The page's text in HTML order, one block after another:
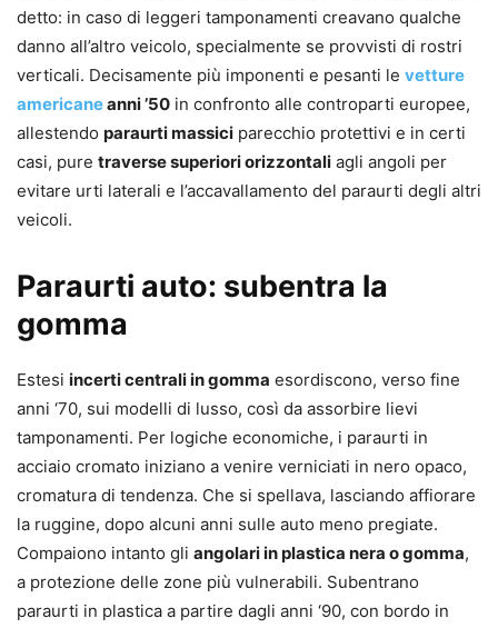
detto: in caso di leggeri tamponamenti creavano qualche
danno all’altro veicolo, specialmente se provvisti di rostri
verticali. Decisamente più imponenti e pesanti le vetture
americaneanni ’50 in confronto alle controparti europee,
allestendo paraurti massici parecchio protettivi e in certi
casi, pure traverse superiori orizzontali agli angoli per
evitare urti laterali e l’accavallamento del paraurti degli altri
veicoli.
Paraurti auto: subentra la
gomma
Estesi incerti centrali in gomma esordiscono, verso fine
anni ‘70, sui modelli di lusso, così da assorbire lievi
tamponamenti. Per logiche economiche, i paraurti in
acciaio cromato iniziano a venire verniciati in nero opaco,
cromatura di tendenza. Che si spellava, lasciando affiorare
la ruggine, dopo alcuni anni sulle auto meno pregiate.
Compaiono intanto gli angolari in plastica nera o gomma,
a protezione delle zone più vulnerabili. Subentrano
paraurti in plastica a partire dagli anni ‘90, con bordo in